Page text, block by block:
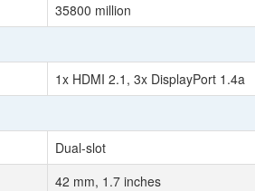
35800 million
1x HDMI 2.1, 3x DisplayPort 1.4a
Dual-slot
42 mm, 1.7 inches